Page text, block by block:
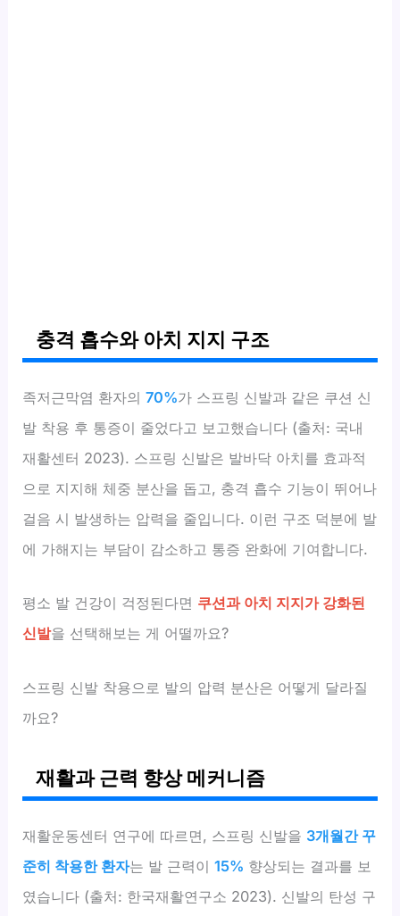
충격 흡수와 아치 지지 구조
족저근막염 환자의70%가 스프링 신발과 같은 쿠션 신
발 착용 후 통증이 줄었다고 보고했습니다 (출처: 국내
재활센터 2023). 스프링 신발은 발바닥 아치를 효과적
으로 지지해 체중 분산을 돕고, 충격 흡수 기능이 뛰어나
걸음 시 발생하는 압력을 줄입니다. 이런 구조 덕분에 발
에 가해지는 부담이 감소하고 통증 완화에 기여합니다.
평소 발 건강이 걱정된다면 쿠션과 아치 지지가 강화된
신발을 선택해보는 게 어떨까요?
스프링 신발 착용으로 발의 압력 분산은 어떻게 달라질
까요?
재활과 근력 향상 메커니즘
재활운동센터 연구에 따르면, 스프링 신발을 3개월간 꾸
준히 착용한 환자는 발 근력이15% 향상되는 결과를 보
였습니다 (출처: 한국재활연구소 2023). 신발의 탄성 구